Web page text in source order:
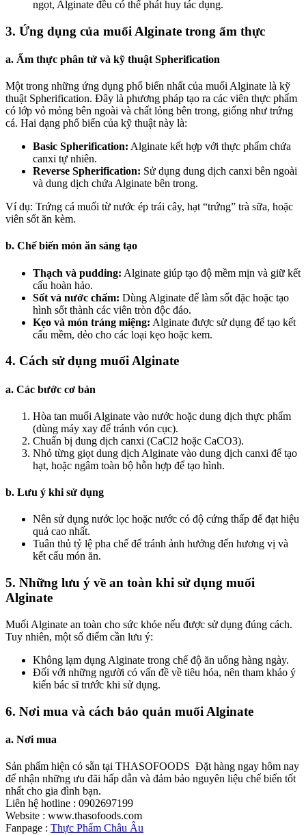
ngọt, Alginate đều có thể phát huy tác dụng.
3. Ứng dụng của muối Alginate trong ẩm thực
a. Ẩm thực phân tử và kỹ thuật Spherification
Một trong những ứng dụng phổ biến nhất của muối Alginate là kỹ
thuật Spherification. Đây là phương pháp tạo ra các viên thực phẩm
có lớp vỏ mỏng bên ngoài và chất lỏng bên trong, giống như trứng
cá. Hai dạng phổ biến của kỹ thuật này là:
Basic Spherification: Alginate kết hợp với thực phẩm chứa
canxi tự nhiên.
Reverse Spherification: Sử dụng dung dịch canxi bên ngoài
và dung dịch chứa Alginate bên trong.
Ví dụ: Trứng cá muối từ nước ép trái cây, hạt “trứng” trà sữa, hoặc
viên sốt ăn kèm.
b. Chế biến món ăn sáng tạo
Thạch và pudding: Alginate giúp tạo độ mềm mịn và giữ kết
cấu hoàn hảo.
Sốt và nước chấm: Dùng Alginate để làm sốt đặc hoặc tạo
hình sốt thành các viên tròn độc đáo.
Kẹo và món tráng miệng: Alginate được sử dụng để tạo kết
cấu mềm, dẻo cho các loại kẹo hoặc kem.
4. Cách sử dụng muối Alginate
a. Các bước cơ bản
Hòa tan muối Alginate vào nước hoặc dung dịch thực phẩm
(dùng máy xay để tránh vón cục).
Chuẩn bị dung dịch canxi (CaCl2 hoặc CaCO3).
Nhỏ từng giọt dung dịch Alginate vào dung dịch canxi để tạo
hạt, hoặc ngâm toàn bộ hỗn hợp để tạo hình.
b. Lưu ý khi sử dụng
Nên sử dụng nước lọc hoặc nước có độ cứng thấp để đạt hiệu
quả cao nhất.
Tuân thủ tỷ lệ pha chế để tránh ảnh hưởng đến hương vị và
kết cấu món ăn.
5. Những lưu ý về an toàn khi sử dụng muối
Alginate
Muối Alginate an toàn cho sức khỏe nếu được sử dụng đúng cách.
Tuy nhiên, một số điểm cần lưu ý:
Không lạm dụng Alginate trong chế độ ăn uống hàng ngày.
Đối với những người có vấn đề về tiêu hóa, nên tham khảo ý
kiến bác sĩ trước khi sử dụng.
6. Nơi mua và cách bảo quản muối Alginate
a. Nơi mua
Sản phẩm hiện có sẵn tại THASOFOODS Đặt hàng ngay hôm nay
để nhận những ưu đãi hấp dẫn và đảm bảo nguyên liệu chế biến tốt
nhất cho gia đình bạn.
Liên hệ hotline : 0902697199
Website : www.thasofoods.com
Fanpage : Thực Phẩm Châu Âu